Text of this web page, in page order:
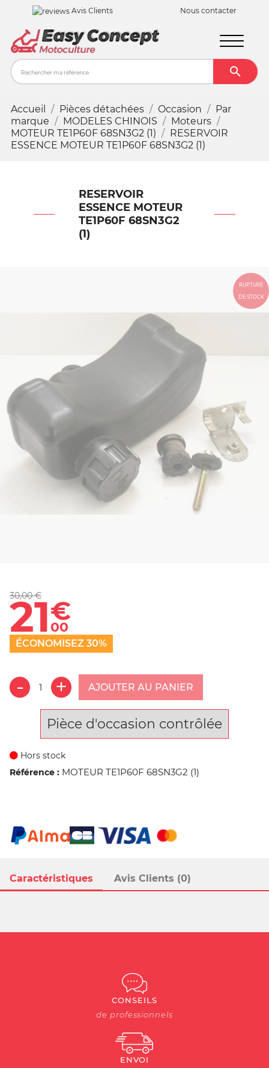
Avis Clients Nous contacter

Accueil Pièces détachées Occasion
Par
marque
MODELES CHINOIS
Moteurs
MOTEUR TE1P60F 68SN3G2 (1)
RESERVOIR
ESSENCE MOTEUR TE1P60F 68SN3G2 (1)
RESERVOIR
ESSENCE MOTEUR
TE1P60F 68SN3G2
(1)
RUPTURE
DE STOCK
Caractéristiques Avis Clients (0)
30,00 €
21€
00
ÉCONOMISEZ 30%
AJOUTER AU PANIER
Pièce d'occasion contrôlée
Hors stock
Référence : MOTEUR TE1P60F 68SN3G2 (1)
CONSEILS
de professionnels
ENVOI